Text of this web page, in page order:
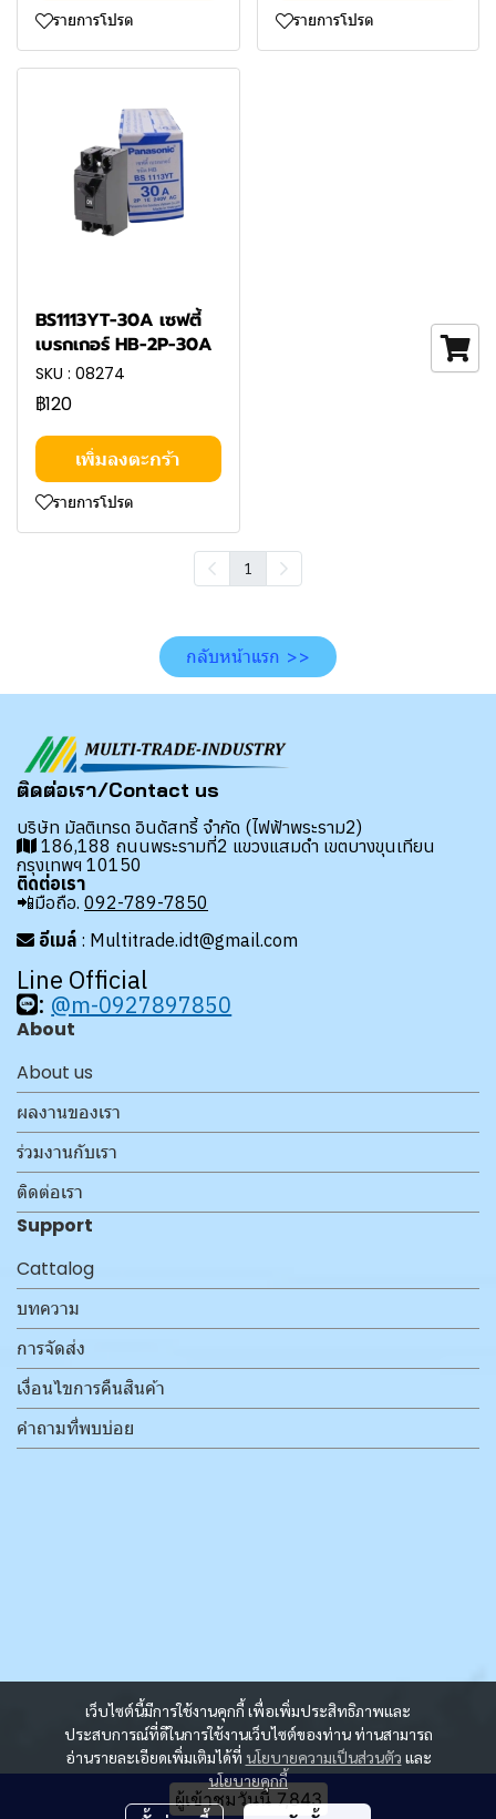
รายการโปรด
รายการโปรด
BS1113YT-30A เซฟตี้
เบรกเกอร์ HB-2P-30A
SKU : 08274
฿120
เพิ่มลงตะกร้า
รายการโปรด
1
กลับหน้าแรก >>
เว็บไซต์นี้มีการใช้งานคุกกี้ เพื่อเพิ่มประสิทธิภาพและ
ประสบการณ์ที่ดีในการใช้งานเว็บไซต์ของท่าน ท่านสามารถ
อ่านรายละเอียดเพิ่มเติมได้ที่ นโยบายความเป็นส่วนตัว และ
นโยบายคุกกี้
ติดต่อเรา/Contact us
บริษัท มัลติเทรด อินดัสทรี้ จำกัด (ไฟฟ้าพระราม2)
186,188 ถนนพระรามที่2 แขวงแสมดำ เขตบางขุนเทียน
กรุงเทพฯ 10150
ติดต่อเรา
📲มือถือ. 092-789-7850
อีเมล์ : Multitrade.idt@gmail.com
Line Official
: @m-0927897850
About
About us
ผลงานของเรา
ร่วมงานกับเรา
ติดต่อเรา
Support
Cattalog
บทความ
การจัดส่ง
เงื่อนไขการคืนสินค้า
คำถามที่พบบ่อย
ผู้เข้าชมวันนี้7,843